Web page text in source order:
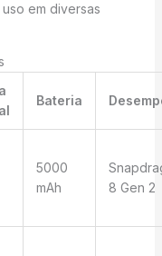
em diversas
Bateria
5000
mAh
8 Gen 2